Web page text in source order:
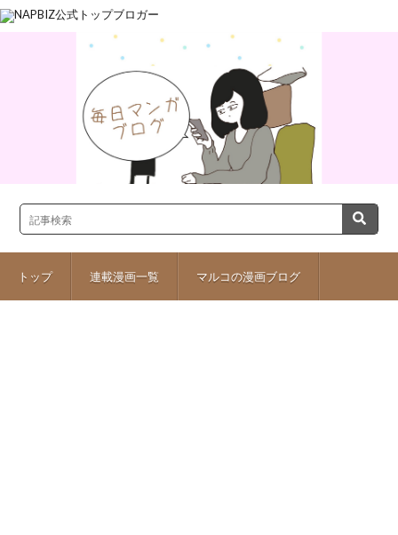
トップ 連載漫画一覧 マルコの漫画ブログ